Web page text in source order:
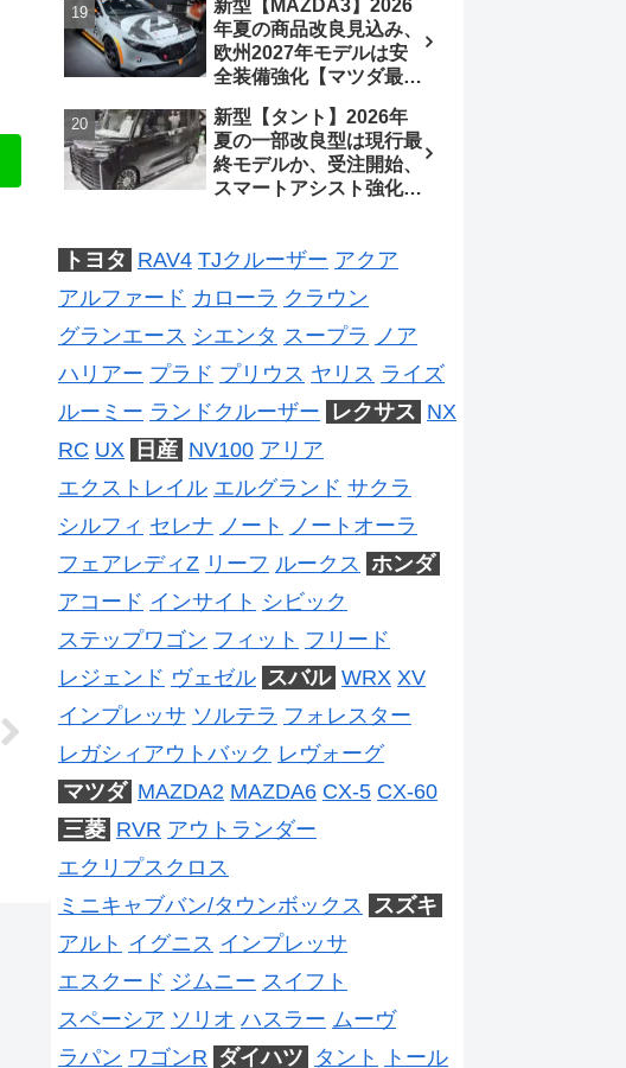
待、S-Zに12.3インチメ
ーター
処、5MTターボとアルト
スピリットに期待【スズ
キ最新情報】
新型【MAZDA3】2026
年夏の商品改良見込み、
欧州2027年モデルは安
全装備強化【マツダ最新
ジは2028年以降予想
新型【タント】2026年
夏の一部改良型は現行最
終モデルか、受注開始、
スマートアシスト強化と
【ダイハツ最新情報】
トヨタ RAV4 TJクルーザー アクア
アルファード カローラ クラウン
グランエース シエンタ スープラ
ノア
ハリアー プラド プリウス ヤリス ライズ
ルーミー ランドクルーザー レクサス NX
RC UX 日産 NV100 アリア
エクストレイル エルグランド サクラ
シルフィ セレナ ノート
ノートオーラ
フェアレディZ リーフ ルークス ホンダ
アコード インサイト シビック
ステップワゴン フィット フリード
レジェンド ヴェゼル スバル WRX XV
インプレッサ ソルテラ フォレスター
レガシィアウトバック レヴォーグ
マツダ MAZDA2 MAZDA6 CX-5 CX-60
三菱 RVR アウトランダー
エクリプスクロス
ミニキャブバン/タウンボックス
スズキ
アルト イグニス インプレッサ
エスクード ジムニー スイフト
スペーシア ソリオ ハスラー ムーヴ
ラパン ワゴンR ダイハツ タント トール